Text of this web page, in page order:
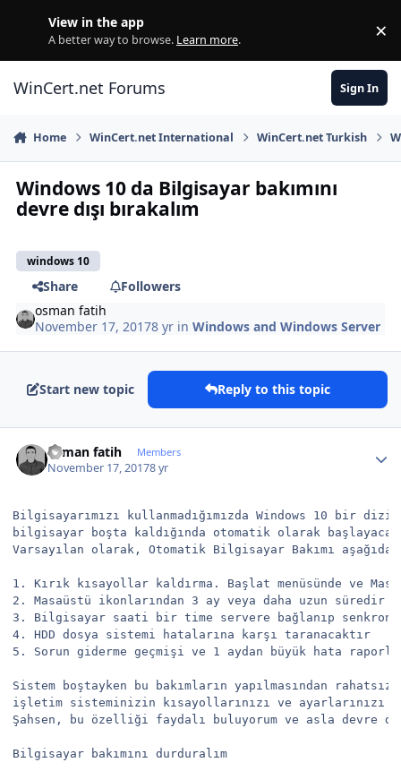
View in the app
A better way to browse. Learn more. ×
WinCert.net Forums Sign In
Home WinCert.net International WinCert.net Turkish
Windows 10 da Bilgisayar bakımını
devre dışı bırakalım
windows 10
Share
Followers
osman fatih
November 17, 20178 yr inWindows and Windows Server
Start new topic Reply to this topic
osman fatih Members
November 17, 20178 yr
Bilgisayarımızı kullanmadığımızda Windows 10 bir
bilgisayar boşta kaldığında otomatik olarak
Varsayılan olarak, Otomatik Bilgisayar Bakımı
1. Kırık kısayollar kaldırma. Başlat menüsünde ve
2. Masaüstü ikonlarından 3 ay veya daha uzun süredir
3. Bilgisayar saati bir time servere bağlanıp
4. HDD dosya sistemi hatalarına karşı taranacaktır
5. Sorun giderme geçmişi ve 1 aydan büyük hata
Sistem boştayken bu bakımların yapılmasından
işletim sisteminizin kısayollarınızı ve
Şahsen, bu özelliği faydalı buluyorum ve asla devre
Bilgisayar bakımını durduralım